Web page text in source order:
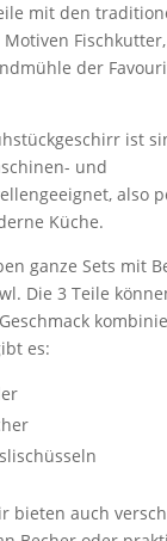
mit den
der
ist
und
also
Küche.
ganze Sets mit
Die 3 Teile
es:
bieten auch